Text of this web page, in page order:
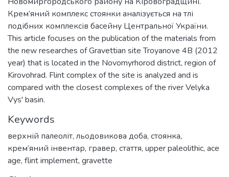
Крем’яний комплекс стоянки аналізується на тлі
подібних комплексів басейну Центральної України.
This article focuses on the publication of the materials from
the new researches of Gravettian site Troyanove 4В (2012
year) that is located in the Novomyrhorod district, region of
Kirovohrad. Flint complex of the site is analyzed and is
compared with the closest complexes of the river Velyka
Vys' basin.
Keywords
верхній палеоліт, льодовикова доба, стоянка,
крем’яний інвентар, гравер, стаття, upper paleolithic, ace
age, flint implement, gravette